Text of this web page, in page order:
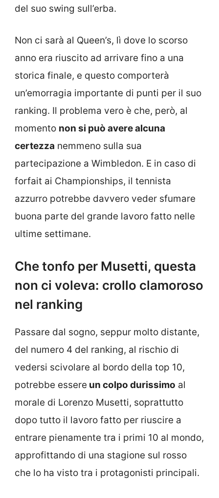
del suo swing sull’erba.
Non ci sarà al Queen’s, lì dove lo scorso
anno era riuscito ad arrivare fino a una
storica finale, e questo comporterà
un’emorragia importante di punti per il suo
ranking. Il problema vero è che, però, al
momento non si può avere alcuna
certezza nemmeno sulla sua
partecipazione a Wimbledon. E in caso di
forfait ai Championships, il tennista
azzurro potrebbe davvero veder sfumare
buona parte del grande lavoro fatto nelle
ultime settimane.
Che tonfo per Musetti, questa
non ci voleva: crollo clamoroso
nel ranking
Passare dal sogno, seppur molto distante,
del numero 4 del ranking, al rischio di
vedersi scivolare al bordo della top 10,
potrebbe essere un colpo durissimo al
morale di Lorenzo Musetti, soprattutto
dopo tutto il lavoro fatto per riuscire a
entrare pienamente tra i primi 10 al mondo,
approfittando di una stagione sul rosso
che lo ha visto tra i protagonisti principali.